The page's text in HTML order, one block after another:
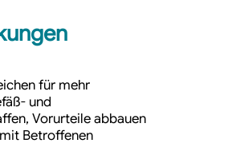
für mehr
und
Vorurteile abbauen
Betroffenen